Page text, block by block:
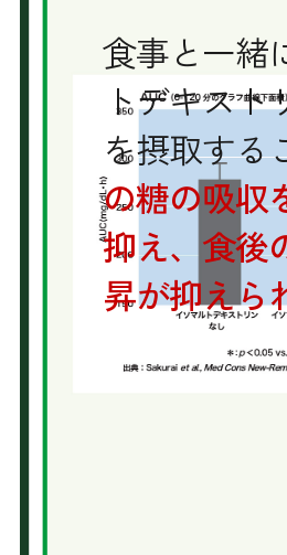
食事と一緒
トデキスト
を摂取する
の糖の吸収
抑え、食後
昇が抑えら